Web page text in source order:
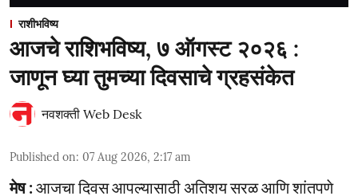
राशीभविष्य
आजचे राशिभविष्य, ७ ऑगस्ट २०२६ :
जाणून घ्या तुमच्या दिवसाचे ग्रहसंकेत
नवशक्ती Web Desk
Published on: 07 Aug 2026, 2:17 am
मेष :आजचा दिवस आपल्यासाठी अतिशय सरळ आणि शांतपणे